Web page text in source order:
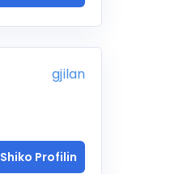
gjilan
Shiko Profilin